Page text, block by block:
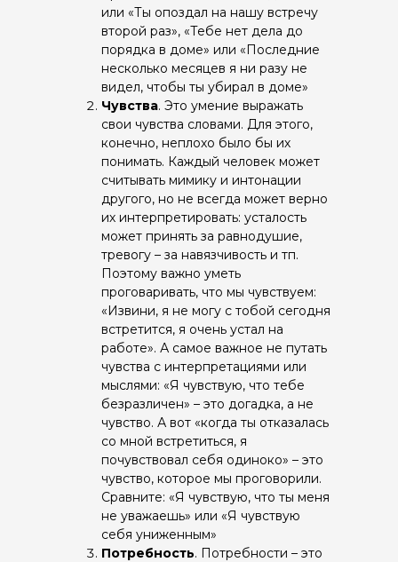
или «Ты опоздал на нашу встречу
второй раз», «Тебе нет дела до
порядка в доме» или «Последние
несколько месяцев я ни разу не
видел, чтобы ты убирал в доме»
Чувства. Это умение выражать
свои чувства словами. Для этого,
конечно, неплохо было бы их
понимать. Каждый человек может
считывать мимику и интонации
другого, но не всегда может верно
их интерпретировать: усталость
может принять за равнодушие,
тревогу – за навязчивость и тп.
Поэтому важно уметь
проговаривать, что мы чувствуем:
«Извини, я не могу с тобой сегодня
встретится, я очень устал на
работе». А самое важное не путать
чувства с интерпретациями или
мыслями: «Я чувствую, что тебе
безразличен» – это догадка, а не
чувство. А вот «когда ты отказалась
со мной встретиться, я
почувствовал себя одиноко» – это
чувство, которое мы проговорили.
Сравните: «Я чувствую, что ты меня
не уважаешь» или «Я чувствую
себя униженным»
Потребность. Потребности – это